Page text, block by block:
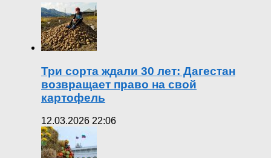
Три сорта ждали 30 лет: Дагестан
возвращает право на свой
картофель
12.03.2026 22:06